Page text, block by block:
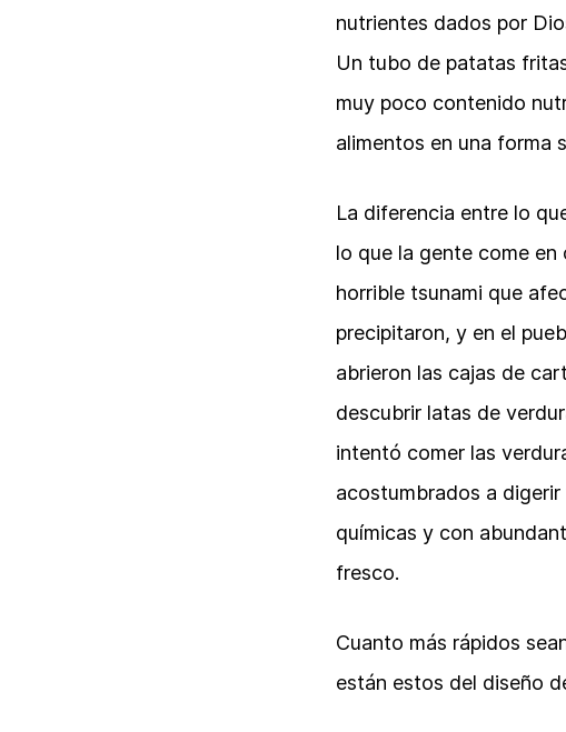
nutrientes dados por
Un tubo de patatas
muy poco contenido
alimentos en una forma
La diferencia entre lo
lo que la gente come
horrible tsunami que
precipitaron, y en el
abrieron las cajas de
descubrir latas de
intentó comer las
acostumbrados a
químicas y con
fresco.
Cuanto más rápidos
están estos del diseño